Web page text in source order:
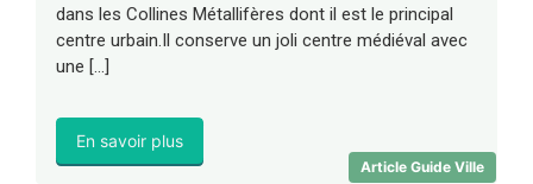
Article Guide Ville
dans les Collines Métallifères dont il est le principal
centre urbain.Il conserve un joli centre médiéval avec
une […]
En savoir plus